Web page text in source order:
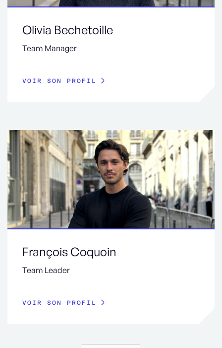
Olivia Bechetoille
Team Manager
VOIR SON PROFIL
François Coquoin
Team Leader
VOIR SON PROFIL